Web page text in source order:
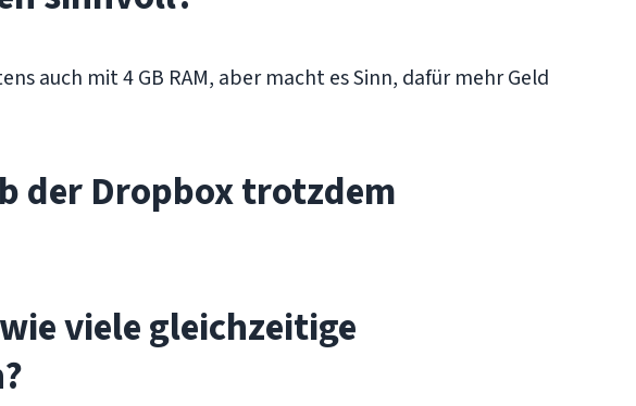
auch mit 4 GB RAM, aber macht es Sinn, dafür mehr Geld
der Dropbox trotzdem
viele gleichzeitige